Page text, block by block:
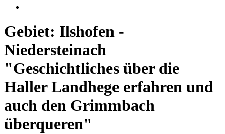
Gebiet: Ilshofen -
Niedersteinach
"Geschichtliches über die
Haller Landhege erfahren und
auch den Grimmbach
überqueren"